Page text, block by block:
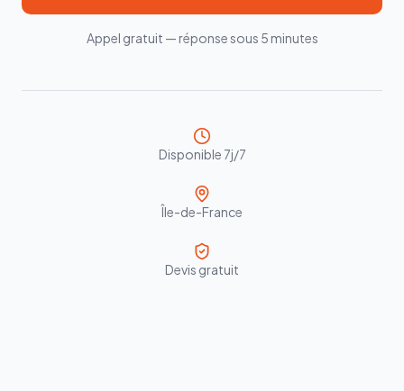
Appel gratuit — réponse sous 5 minutes
Disponible 7j/7
Île-de-France
Devis gratuit